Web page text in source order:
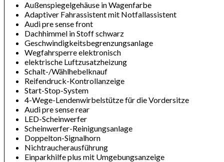
Außenspiegelgehäuse in Wagenfarbe
Adaptiver Fahrassistent mit Notfallassistent
Audi pre sense front
Dachhimmel in Stoff schwarz
Geschwindigkeitsbegrenzungsanlage
Wegfahrsperre elektronisch
elektrische Luftzusatzheizung
Schalt-/Wählhebelknauf
Reifendruck-Kontrollanzeige
Start-Stop-System
4-Wege-Lendenwirbelstütze für die Vordersitze
Audi pre sense rear
LED-Scheinwerfer
Scheinwerfer-Reinigungsanlage
Doppelton-Signalhorn
Nichtraucherausführung
Einparkhilfe plus mit Umgebungsanzeige